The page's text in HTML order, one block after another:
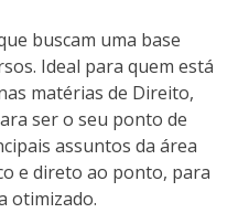
buscam uma base
Ideal para quem está
matérias de Direito,
ser o seu ponto de
assuntos da área
e direto ao ponto, para
otimizado.